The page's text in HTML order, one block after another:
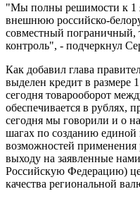
"Мы полны решимости к 1
внешнюю российско-
совместный
контроль", - подчеркнул
Как добавил глава
выделен кредит в
сегодня товарооборот
обеспечивается в рублях,
сегодня мы говорили и о
шагах по созданию
возможностей применения
выходу на заявленные
Российскую Федерацию)
качества региональной